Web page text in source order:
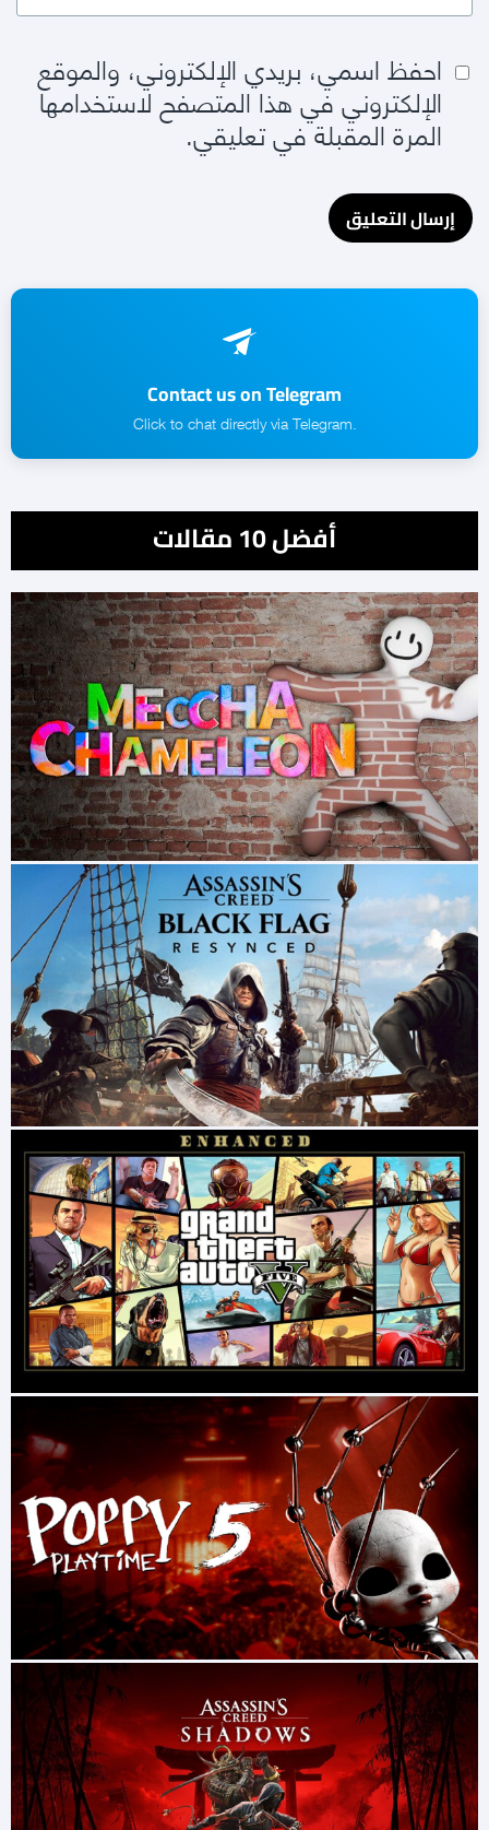
احفظ اسمي، بريدي الإلكتروني، والموقع
الإلكتروني في هذا المتصفح لاستخدامها
المرة المقبلة في تعليقي.
Contact us on Telegram
.Click to chat directly via Telegram
أفضل 10 مقالات